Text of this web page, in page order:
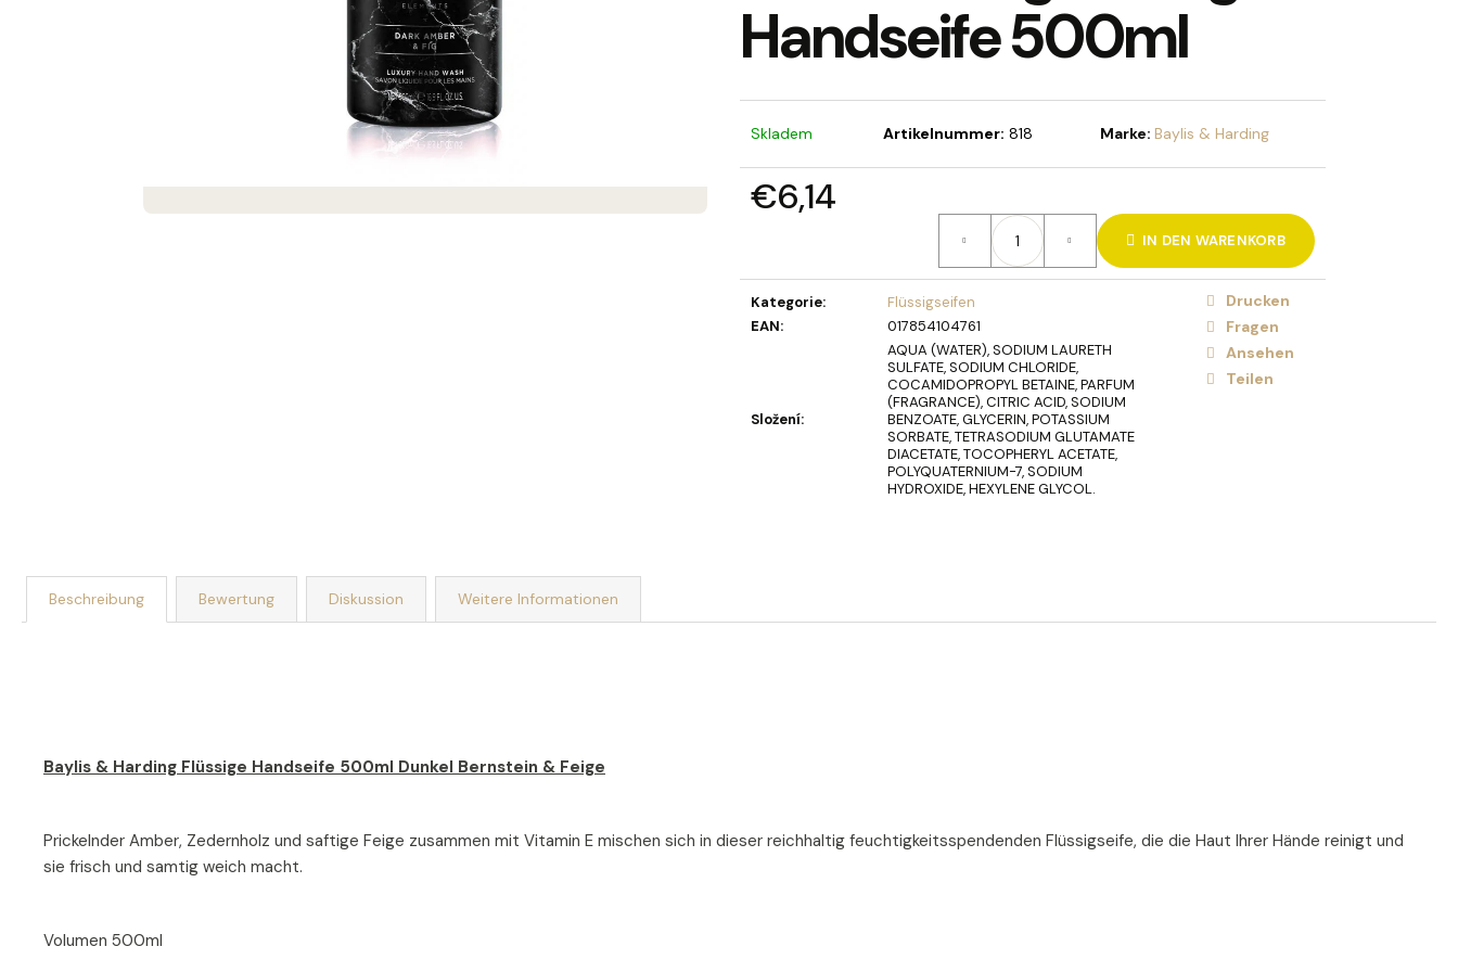
Handseife 500ml
Skladem Artikelnummer: 818 Marke: Baylis & Harding
€6,14
IN DEN WARENKORB
Kategorie:
Flüssigseifen
EAN: 017854104761
Složení:
AQUA (WATER), SODIUM LAURETH
SULFATE, SODIUM CHLORIDE,
COCAMIDOPROPYL BETAINE, PARFUM
(FRAGRANCE), CITRIC ACID, SODIUM
BENZOATE, GLYCERIN, POTASSIUM
SORBATE, TETRASODIUM GLUTAMATE
DIACETATE, TOCOPHERYL ACETATE,
POLYQUATERNIUM-7, SODIUM
HYDROXIDE, HEXYLENE GLYCOL.
Drucken
Fragen
Ansehen
Teilen
Beschreibung Bewertung Diskussion Weitere Informationen
Baylis & Harding Flüssige Handseife 500ml Dunkel Bernstein & Feige
Prickelnder Amber, Zedernholz und saftige Feige zusammen mit Vitamin E mischen sich in dieser reichhaltig feuchtigkeitsspendenden Flüssigseife, die die Haut Ihrer Hände reinigt und
sie frisch und samtig weich macht.
Volumen 500ml
SEIFENSTRAUSS AUS SEIFEN UND S
SEIFENBLUMENSTRAUSS LAURA
€40,90
OLIVIA GARDEN HOLIDAY BRUSH ICED
BERRY HAARBÜRSTE
€4,52